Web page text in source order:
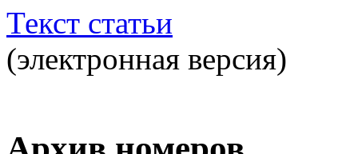
Текст статьи
(электронная версия)